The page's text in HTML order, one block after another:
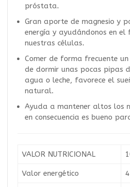
próstata.
Gran aporte de magnesio y
energía y ayudándonos en el
nuestras células.
Comer de forma frecuente
de dormir unas pocas pipas
agua o leche, favorece el
natural.
Ayuda a mantener altos los
en consecuencia es bueno
VALOR NUTRICIONAL
Valor energético